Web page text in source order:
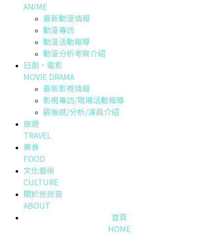
ANIME
最新動漫情報
動漫專訪
動漫活動報導
動漫分析考察介紹
日劇・電影
MOVIE DRAMA
最新影視情報
影視專訪/現場活動報導
觀後感/分析/演員介紹
旅遊
TRAVEL
美食
FOOD
文化藝術
CULTURE
關於迷迷音
ABOUT
首頁
HOME